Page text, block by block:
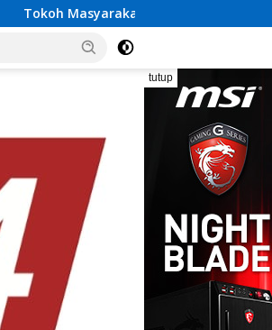
Jadi Penggerak Partisipasi
tutup